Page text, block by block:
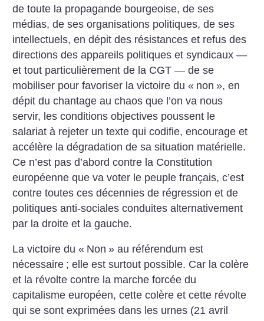
de toute la propagande bourgeoise, de ses
médias, de ses organisations politiques, de ses
intellectuels, en dépit des résistances et refus des
directions des appareils politiques et syndicaux —
et tout particulièrement de la CGT — de se
mobiliser pour favoriser la victoire du « non », en
dépit du chantage au chaos que l’on va nous
servir, les conditions objectives poussent le
salariat à rejeter un texte qui codifie, encourage et
accélère la dégradation de sa situation matérielle.
Ce n’est pas d’abord contre la Constitution
européenne que va voter le peuple français, c’est
contre toutes ces décennies de régression et de
politiques anti-sociales conduites alternativement
par la droite et la gauche.
La victoire du « Non » au référendum est
nécessaire ; elle est surtout possible. Car la colère
et la révolte contre la marche forcée du
capitalisme européen, cette colère et cette révolte
qui se sont exprimées dans les urnes (21 avril